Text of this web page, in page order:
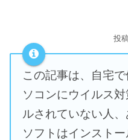
この記事は、自宅
ソコンにウイルス
ルされていない人
ソフトはインスト